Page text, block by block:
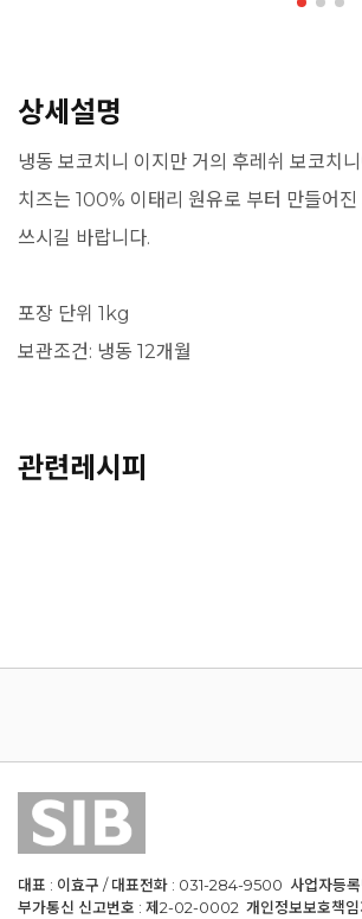
상세설명
냉동 보코치니 이지만 거의 후레쉬 보코치
치즈는 100% 이태리 원유로 부터 만들어
쓰시길 바랍니다.
포장 단위 1kg
보관조건: 냉동 12개월
관련레시피
대표 : 이효구 / 대표전화 : 031-284-9500 사업자등
부가통신 신고번호 : 제2-02-0002 개인정보보호책임